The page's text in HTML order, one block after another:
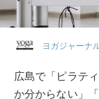
ヨガジャーナ
広島で「ピラテ
か分からない」